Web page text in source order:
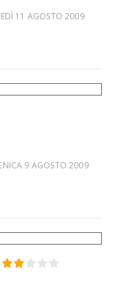
11 AGOSTO 2009
9 AGOSTO 2009